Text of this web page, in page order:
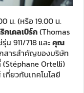
น. (หรือ 19.00 น.
เคลเบิร์ก(Thomas
น 911/718 และคุณ
สารสำคัญของบริษัท
(Stéphane Ortelli)
กี่ยวกับเทคโนโลยี